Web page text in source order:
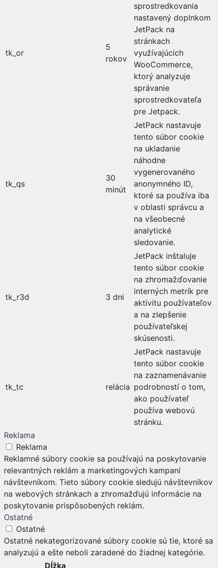
tk_or
5
rokov
sprostredkovania
nastavený doplnkom
JetPack na
stránkach
využívajúcich
WooCommerce,
ktorý analyzuje
správanie
sprostredkovateľa
pre Jetpack.
tk_qs
30
minút
JetPack nastavuje
tento súbor cookie
na ukladanie
náhodne
vygenerovaného
anonymného ID,
ktoré sa používa iba
v oblasti správcu a
na všeobecné
analytické
sledovanie.
tk_r3d 3 dni
JetPack inštaluje
tento súbor cookie
na zhromažďovanie
interných metrík pre
aktivitu používateľov
a na zlepšenie
používateľskej
skúsenosti.
tk_tc relácia
JetPack nastavuje
tento súbor cookie
na zaznamenávanie
podrobností o tom,
ako používateľ
používa webovú
stránku.
Reklama
Reklama
Reklamné súbory cookie sa používajú na poskytovanie
relevantných reklám a marketingových kampaní
návštevníkom. Tieto súbory cookie sledujú návštevníkov
na webových stránkach a zhromažďujú informácie na
poskytovanie prispôsobených reklám.
Ostatné
Ostatné
Ostatné nekategorizované súbory cookie sú tie, ktoré sa
analyzujú a ešte neboli zaradené do žiadnej kategórie.
Dĺžka